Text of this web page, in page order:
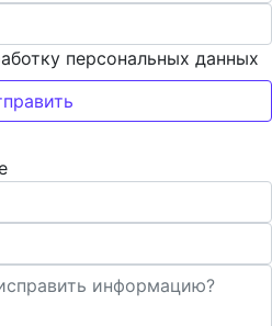
персональных данных